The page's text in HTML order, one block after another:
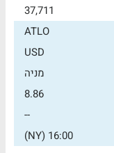
37,711
ATLO
USD
מניה
8.86
--
16:00 (NY)